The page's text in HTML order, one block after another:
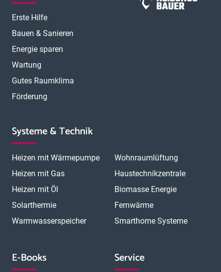
Erste Hilfe
Bauen & Sanieren
Energie sparen
Wartung
Gutes Raumklima
Förderung
Systeme & Technik
Heizen mit Wärmepumpe
Heizen mit Gas
Heizen mit Öl
Solarthermie
Warmwasserspeicher
Wohnraumlüftung
Haustechnikzentrale
Biomasse Energie
Fernwärme
Smarthome Systeme
E-Books Service